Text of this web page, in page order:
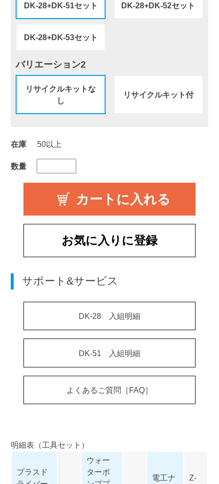
DK-28+DK-51セット DK-28+DK-52セット
DK-28+DK-53セット
バリエーション2
リサイクルキットな
し
リサイクルキット付
在庫 50以上
数量
お気に入りに登録
サポート&サービス
DK-28 入組明細
DK-51 入組明細
よくあるご質問［FAQ］
明細表（工具セット）
プラスド
ウォー
ターポ
電工ナ Z-